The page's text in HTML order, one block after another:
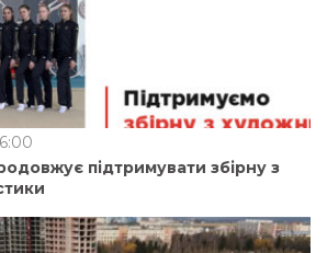
підтримувати збірну з